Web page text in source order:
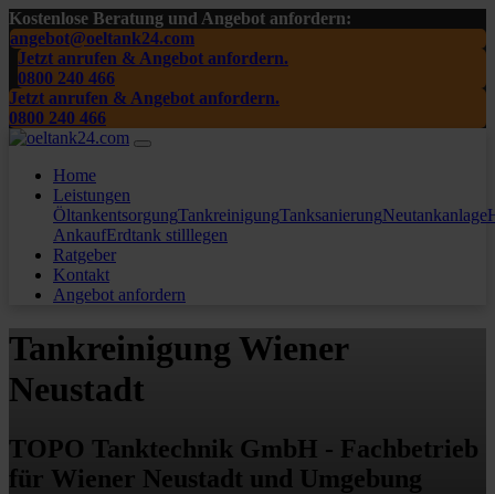
Kostenlose Beratung und Angebot anfordern:
angebot@oeltank24.com
Jetzt anrufen & Angebot anfordern.
0800 240 466
Jetzt anrufen & Angebot anfordern.
0800 240 466
Home
Leistungen
ÖltankentsorgungTankreinigungTanksanierungNeutankanlage
AnkaufErdtank stilllegen
Ratgeber
Kontakt
Angebot anfordern
Tankreinigung Wiener
Neustadt
TOPO Tanktechnik GmbH - Fachbetrieb
für Wiener Neustadt und Umgebung